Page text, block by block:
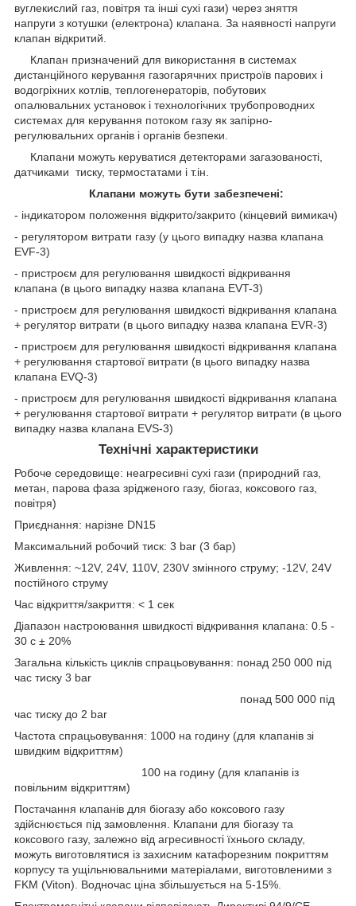
вуглекислий газ, повітря та інші сухі гази) через зняття
напруги з котушки (електрона) клапана. За наявності напруги
клапан відкритий.
Клапан призначений для використання в системах
дистанційного керування газогарячних пристроїв парових і
водогріхних котлів, теплогенераторів, побутових
опалювальних установок і технологічних трубопроводних
системах для керування потоком газу як запірно-
регулювальних органів і органів безпеки.
Клапани можуть керуватися детекторами загазованості,
датчиками тиску, термостатами і т.ін.
Клапани можуть бути забезпечені:
- індикатором положення відкрито/закрито (кінцевий вимикач)
- регулятором витрати газу (у цього випадку назва клапана
EVF-3)
- пристроєм для регулювання швидкості відкривання
клапана (в цього випадку назва клапана EVT-3)
- пристроєм для регулювання швидкості відкривання клапана
+ регулятор витрати (в цього випадку назва клапана EVR-3)
- пристроєм для регулювання швидкості відкривання клапана
+ регулювання стартової витрати (в цього випадку назва
клапана EVQ-3)
- пристроєм для регулювання швидкості відкривання клапана
+ регулювання стартової витрати + регулятор витрати (в цього
випадку назва клапана EVS-3)
Технічні характеристики
Робоче середовище: неагресивні сухі гази (природний газ,
метан, парова фаза зрідженого газу, біогаз, коксового газ,
повітря)
Приєднання: нарізне DN15
Максимальний робочий тиск: 3 bar (3 бар)
Живлення: ~12V, 24V, 110V, 230V змінного струму; -12V, 24V
постійного струму
Час відкриття/закриття: < 1 сек
Діапазон настроювання швидкості відкривання клапана: 0.5 -
30 с ± 20%
Загальна кількість циклів спрацьовування: понад 250 000 під
час тиску 3 bar
понад 500 000 під
час тиску до 2 bar
Частота спрацьовування: 1000 на годину (для клапанів зі
швидким відкриттям)
100 на годину (для клапанів із
повільним відкриттям)
Постачання клапанів для біогазу або коксового газу
здійснюється під замовлення. Клапани для біогазу та
коксового газу, залежно від агресивності їхнього складу,
можуть виготовлятися із захисним катафорезним покриттям
корпусу та ущільнювальними матеріалами, виготовленими з
FKM (Viton). Водночас ціна збільшується на 5-15%.